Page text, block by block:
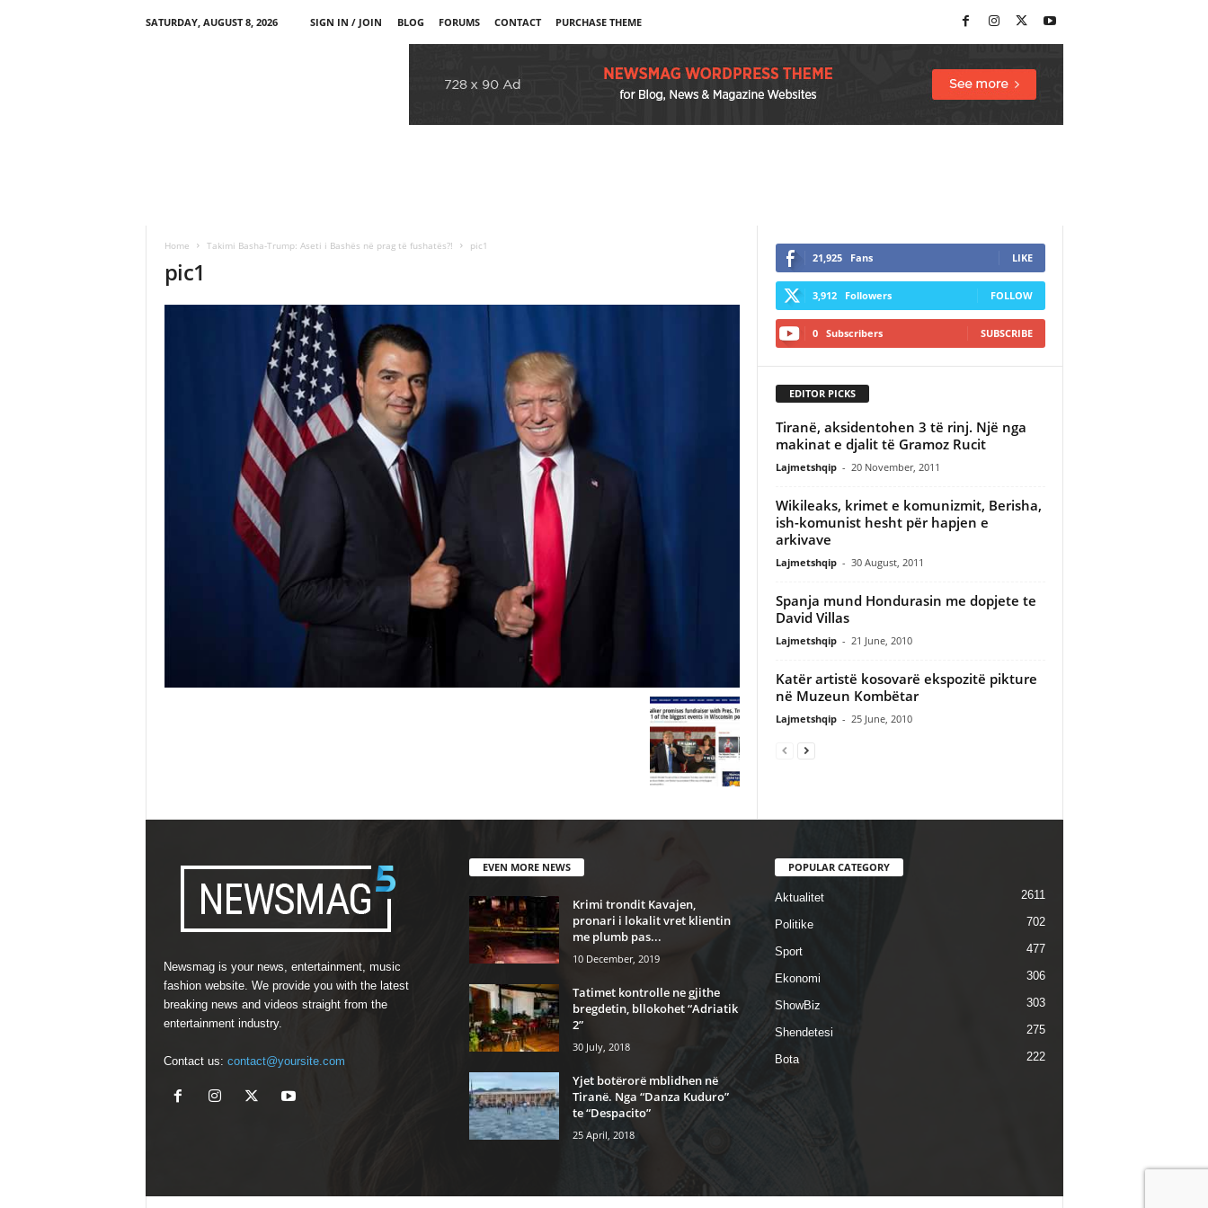
SATURDAY, AUGUST 8, 2026 SIGN IN / JOIN BLOG FORUMS CONTACT PURCHASE THEME
Home Takimi Basha-Trump: Aseti i Bashës në prag të fushatës?! pic1
pic1 21,925 Fans LIKE
3,912 Followers FOLLOW
0 Subscribers SUBSCRIBE
EDITOR PICKS
Tiranë, aksidentohen 3 të rinj. Një nga
makinat e djalit të Gramoz Rucit
Lajmetshqip - 20 November, 2011
Wikileaks, krimet e komunizmit, Berisha,
ish-komunist hesht për hapjen e
arkivave
Lajmetshqip - 30 August, 2011
Spanja mund Hondurasin me dopjete te
David Villas
Lajmetshqip - 21 June, 2010
Katër artistë kosovarë ekspozitë pikture
në Muzeun Kombëtar
Lajmetshqip - 25 June, 2010
Newsmag is your news, entertainment, music
fashion website. We provide you with the latest
breaking news and videos straight from the
entertainment industry.
Contact us: contact@yoursite.com
EVEN MORE NEWS
Krimi trondit Kavajen,
pronari i lokalit vret klientin
me plumb pas...
10 December, 2019
Tatimet kontrolle ne gjithe
bregdetin, bllokohet “Adriatik
2”
30 July, 2018
Yjet botërorë mblidhen në
Tiranë. Nga “Danza Kuduro”
te “Despacito”
25 April, 2018
POPULAR CATEGORY
Aktualitet 2611
Politike 702
Sport 477
Ekonomi 306
ShowBiz 303
Shendetesi 275
Bota 222